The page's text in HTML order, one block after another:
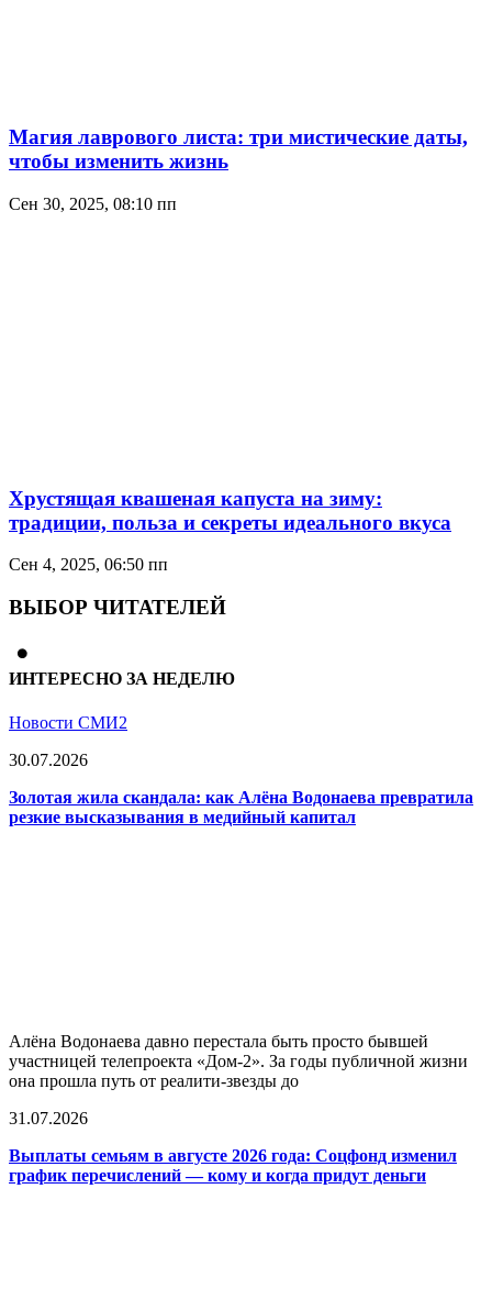
Магия лаврового листа: три мистические даты,
чтобы изменить жизнь
Сен 30, 2025, 08:10 пп
Хрустящая квашеная капуста на зиму:
традиции, польза и секреты идеального вкуса
Сен 4, 2025, 06:50 пп
ВЫБОР ЧИТАТЕЛЕЙ
ИНТЕРЕСНО ЗА НЕДЕЛЮ
Новости СМИ2
30.07.2026
Золотая жила скандала: как Алёна Водонаева превратила
резкие высказывания в медийный капитал
Алёна Водонаева давно перестала быть просто бывшей
участницей телепроекта «Дом-2». За годы публичной жизни
она прошла путь от реалити-звезды до
31.07.2026
Выплаты семьям в августе 2026 года: Соцфонд изменил
график перечислений — кому и когда придут деньги